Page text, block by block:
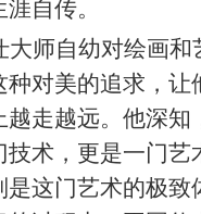
自传。
大师自幼对绘画和
种对美的追求，让
越走越远。他深知
技术，更是一门艺
这门艺术的极致